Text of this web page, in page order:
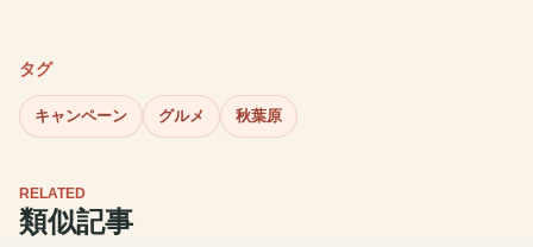
タグ
キャンペーン グルメ 秋葉原
RELATED
類似記事